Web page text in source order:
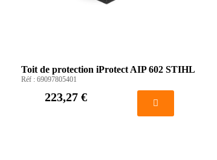
Toit de protection iProtect AIP 602 STIHL
Réf :69097805401
223,27 €